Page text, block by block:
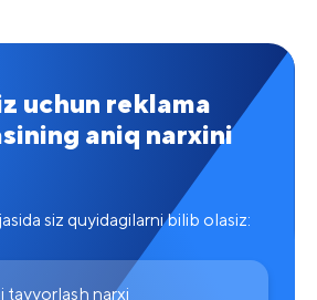
uchun reklama
aniq narxini
siz quyidagilarni bilib olasiz:
tayyorlash narxi